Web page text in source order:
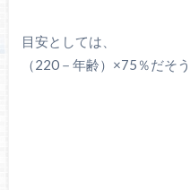
目安としては、
（220－年齢）×75％だそう